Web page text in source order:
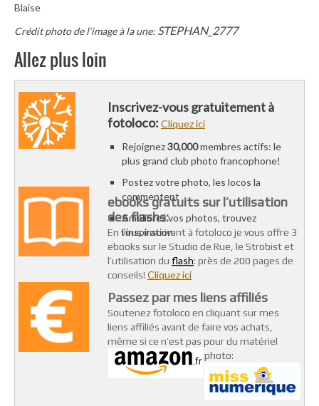
Blaise
Crédit photo de l’image à la une: STEPHAN_2777
Allez plus loin
Inscrivez-vous gratuitement à
fotoloco: Cliquez ici
Rejoignez30,000membres actifs: le
plus grand club photo francophone!
Postez votre photo, les locos la
commentent
Améliorez vos photos, trouvez
l’inspiration
ebooks gratuits sur l’utilisation
des flashs:
En vous inscrivant à fotoloco je vous offre 3
ebooks sur le Studio de Rue, le Strobist et
l’utilisation du flash: près de 200 pages de
conseils! Cliquez ici
Passez par mes liens affiliés
Soutenez fotoloco en cliquant sur mes
liens affiliés avant de faire vos achats,
même si ce n’est pas pour du matériel
photo: